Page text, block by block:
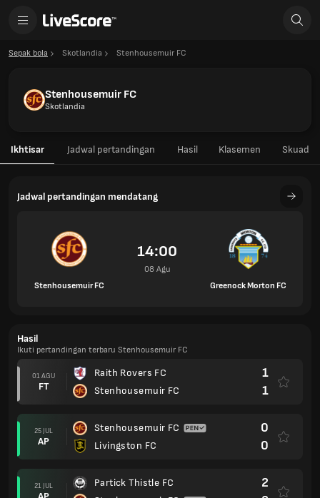
Sepak bola Skotlandia Stenhousemuir FC
Stenhousemuir FC
Skotlandia
Ikhtisar Jadwal pertandingan Hasil Klasemen Skuad
Jadwal pertandingan mendatang
Stenhousemuir FC
14:00
08 Agu
Greenock Morton FC
Hasil
Ikuti pertandingan terbaru Stenhousemuir FC
01 AGU
FT
Raith Rovers FC
Stenhousemuir FC
1
1
25 JUL
AP
Stenhousemuir FC
Livingston FC
0
0
21 JUL
Partick Thistle FC
2